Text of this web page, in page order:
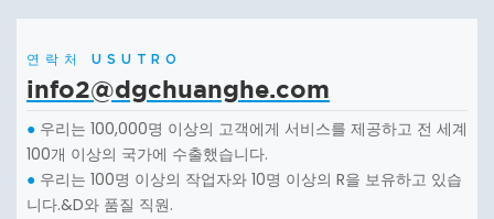
연락처 USUTRO
info2@dgchuanghe.com
● 우리는 100,000명 이상의 고객에게 서비스를 제공하고 전 세계
100개 이상의 국가에 수출했습니다.
● 우리는 100명 이상의 작업자와 10명 이상의 R을 보유하고 있습
니다.&D와 품질 직원.